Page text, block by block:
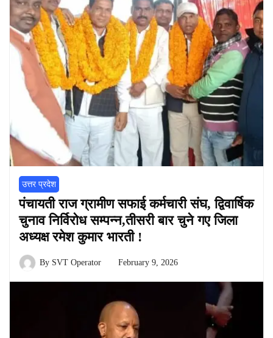
उत्तर प्रदेश
पंचायती राज ग्रामीण सफाई कर्मचारी संघ, द्विवार्षिक
चुनाव निर्विरोध सम्पन्न,तीसरी बार चुने गए जिला
अध्यक्ष रमेश कुमार भारती !
By SVT Operator February 9, 2026